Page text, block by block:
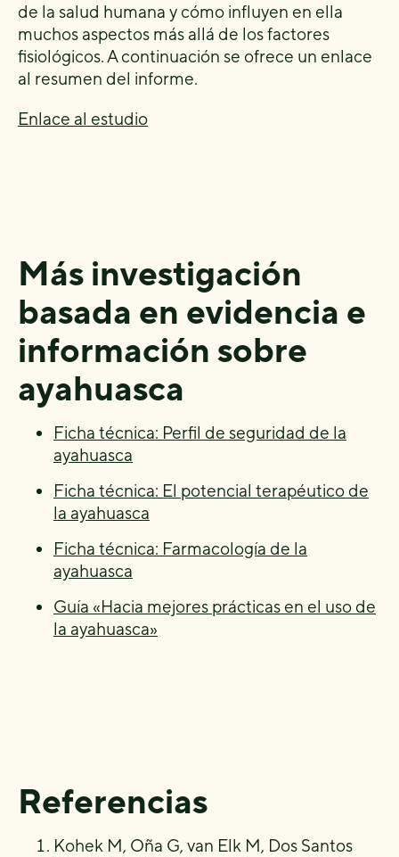
de la salud humana y cómo influyen en ella
muchos aspectos más allá de los factores
fisiológicos. A continuación se ofrece un enlace
al resumen del informe.
Enlace al estudio
Más investigación
basada en evidencia e
información sobre
ayahuasca
Ficha técnica: Perfil de seguridad de la
ayahuasca
Ficha técnica: El potencial terapéutico de
la ayahuasca
Ficha técnica: Farmacología de la
ayahuasca
Guía «Hacia mejores prácticas en el uso de
la ayahuasca»
Referencias
Kohek M, Oña G, van Elk M, Dos Santos